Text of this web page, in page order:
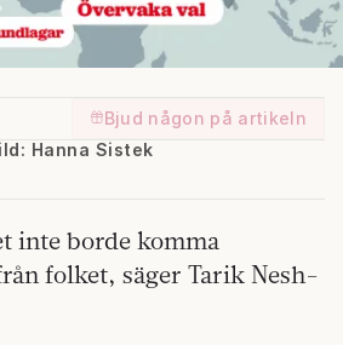
Bjud någon på artikeln
Hanna Sistek
inte borde komma
folket, säger Tarik Nesh-